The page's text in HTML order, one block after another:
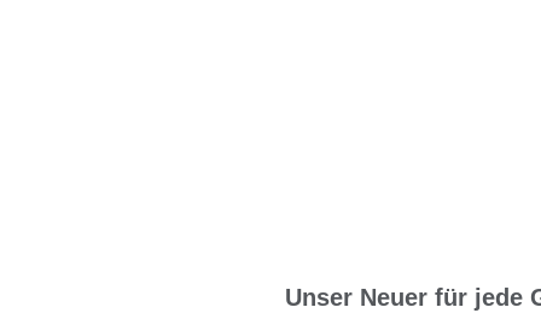
Unser Neuer für jede